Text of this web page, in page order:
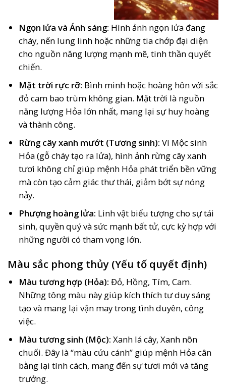
Ngọn lửa và Ánh sáng: Hình ảnh ngọn lửa đang
cháy, nến lung linh hoặc những tia chớp đại diện
cho nguồn năng lượng mạnh mẽ, tinh thần quyết
chiến.
Mặt trời rực rỡ: Bình minh hoặc hoàng hôn với sắc
đỏ cam bao trùm không gian. Mặt trời là nguồn
năng lượng Hỏa lớn nhất, mang lại sự huy hoàng
và thành công.
Rừng cây xanh mướt (Tương sinh): Vì Mộc sinh
Hỏa (gỗ cháy tạo ra lửa), hình ảnh rừng cây xanh
tươi không chỉ giúp mệnh Hỏa phát triển bền vững
mà còn tạo cảm giác thư thái, giảm bớt sự nóng
nảy.
Phượng hoàng lửa: Linh vật biểu tượng cho sự tái
sinh, quyền quý và sức mạnh bất tử, cực kỳ hợp với
những người có tham vọng lớn.
Màu sắc phong thủy (Yếu tố quyết định)
Màu tương hợp (Hỏa): Đỏ, Hồng, Tím, Cam.
Những tông màu này giúp kích thích tư duy sáng
tạo và mang lại vận may trong tình duyên, công
việc.
Màu tương sinh (Mộc): Xanh lá cây, Xanh nõn
chuối. Đây là “màu cứu cánh” giúp mệnh Hỏa cân
bằng lại tính cách, mang đến sự tươi mới và tăng
trưởng.